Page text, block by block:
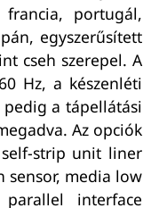
portugál,
egyszerűsített
cseh szerepel. A
Hz, a készenléti
pedig a tápellátási
Az opciók
strip unit liner
sensor, media low
interface